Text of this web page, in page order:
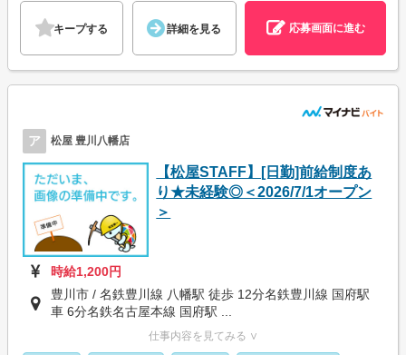
キープする 詳細を見る 応募画面に進む
ア 松屋 豊川八幡店
【松屋STAFF】[日勤]前給制度あ
り★未経験◎＜2026/7/1オープン
＞
時給1,200円
豊川市 / 名鉄豊川線 八幡駅 徒歩 12分名鉄豊川線 国府駅
車 6分名鉄名古屋本線 国府駅 ...
仕事内容を見てみる ∨